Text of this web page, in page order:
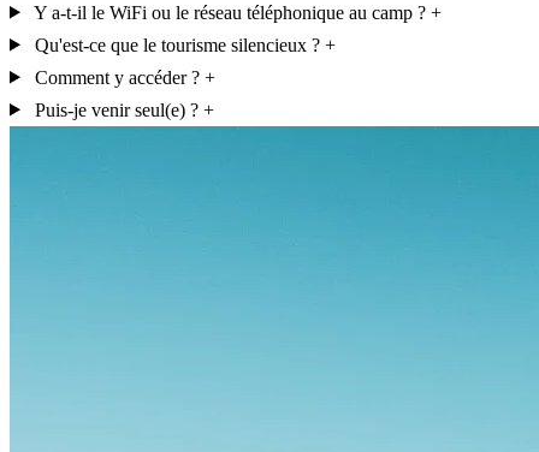
Y a-t-il le WiFi ou le réseau téléphonique au camp ? +
Qu'est-ce que le tourisme silencieux ? +
Comment y accéder ? +
Puis-je venir seul(e) ? +